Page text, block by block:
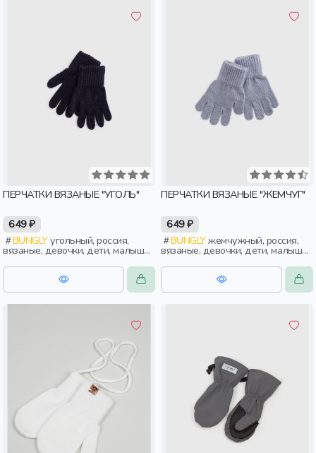
ПЕРЧАТКИ ВЯЗАНЫЕ "УГОЛЬ"
649 ₽
BUNGLYугольный, россия,
вязаные, девочки, дети, малыши,
ПЕРЧАТКИ ВЯЗАНЫЕ "ЖЕМЧУГ"
649 ₽
BUNGLYжемчужный, россия,
вязаные, девочки, дети, малыши,